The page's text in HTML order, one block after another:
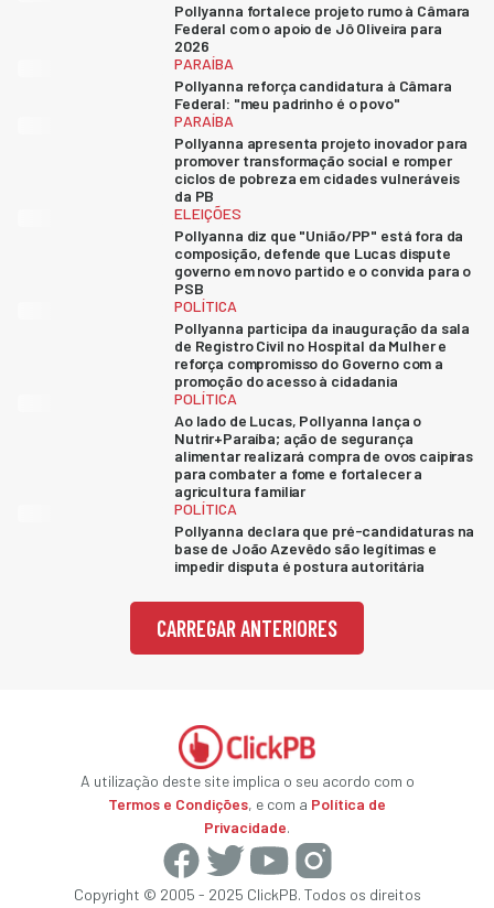
Pollyanna fortalece projeto rumo à Câmara
Federal com o apoio de Jô Oliveira para
2026
PARAÍBA
Pollyanna reforça candidatura à Câmara
Federal: "meu padrinho é o povo"
PARAÍBA
Pollyanna apresenta projeto inovador para
promover transformação social e romper
ciclos de pobreza em cidades vulneráveis
da PB
ELEIÇÕES
Pollyanna diz que "União/PP" está fora da
composição, defende que Lucas dispute
governo em novo partido e o convida para o
PSB
POLÍTICA
Pollyanna participa da inauguração da sala
de Registro Civil no Hospital da Mulher e
reforça compromisso do Governo com a
promoção do acesso à cidadania
POLÍTICA
Ao lado de Lucas, Pollyanna lança o
Nutrir+Paraíba; ação de segurança
alimentar realizará compra de ovos caipiras
para combater a fome e fortalecer a
agricultura familiar
POLÍTICA
Pollyanna declara que pré-candidaturas na
base de João Azevêdo são legítimas e
impedir disputa é postura autoritária
CARREGAR ANTERIORES
A utilização deste site implica o seu acordo com o
Termos e Condições, e com a Política de
Privacidade.
Copyright © 2005 - 2025 ClickPB. Todos os direitos